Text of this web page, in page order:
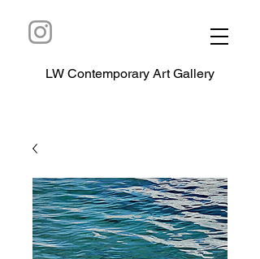
LW Contemporary Art Gallery